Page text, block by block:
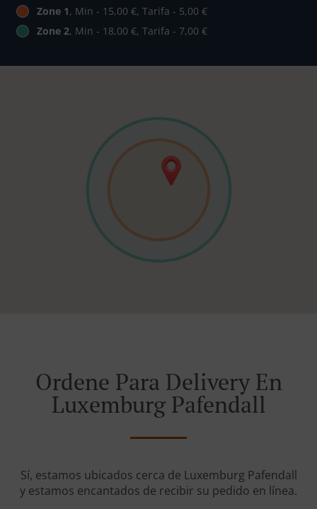
Zone 1, Min - 15,00 €, Tarifa - 5,00 €
Zone 2, Min - 18,00 €, Tarifa - 7,00 €
Ordene Para Delivery En
Luxemburg Pafendall
Sí, estamos ubicados cerca de Luxemburg Pafendall
y estamos encantados de recibir su pedido en línea.